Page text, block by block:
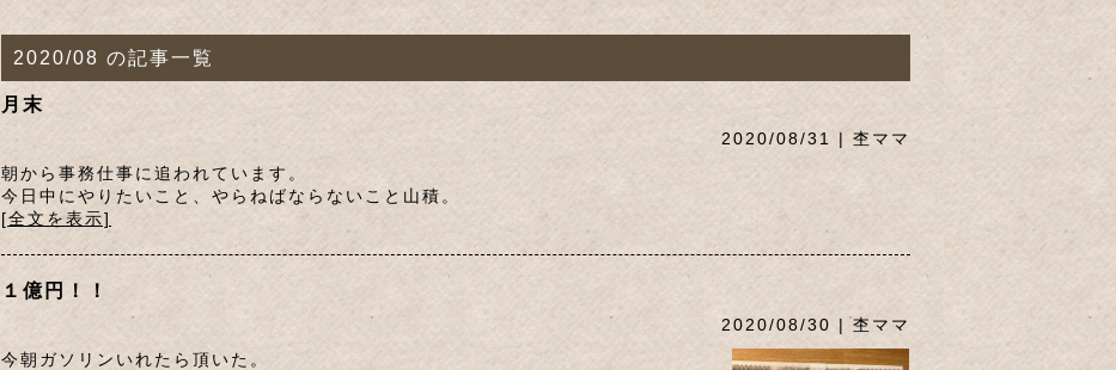
2020/08 の記事一覧
月末
2020/08/31 | 杢ママ
朝から事務仕事に追われています。
今日中にやりたいこと、やらねばならないこと山積。
[全文を表示]
１億円！！
2020/08/30 | 杢ママ
今朝ガソリンいれたら頂いた。